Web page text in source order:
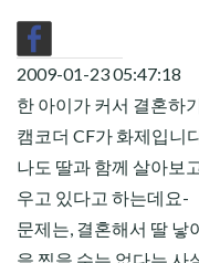
2009-01-23 05:47:18
한 아이가 커서 결혼하
캠코더 CF가 화제입니
나도 딸과 함께 살아보
우고 있다고 하는데요-
문제는, 결혼해서 딸 낳